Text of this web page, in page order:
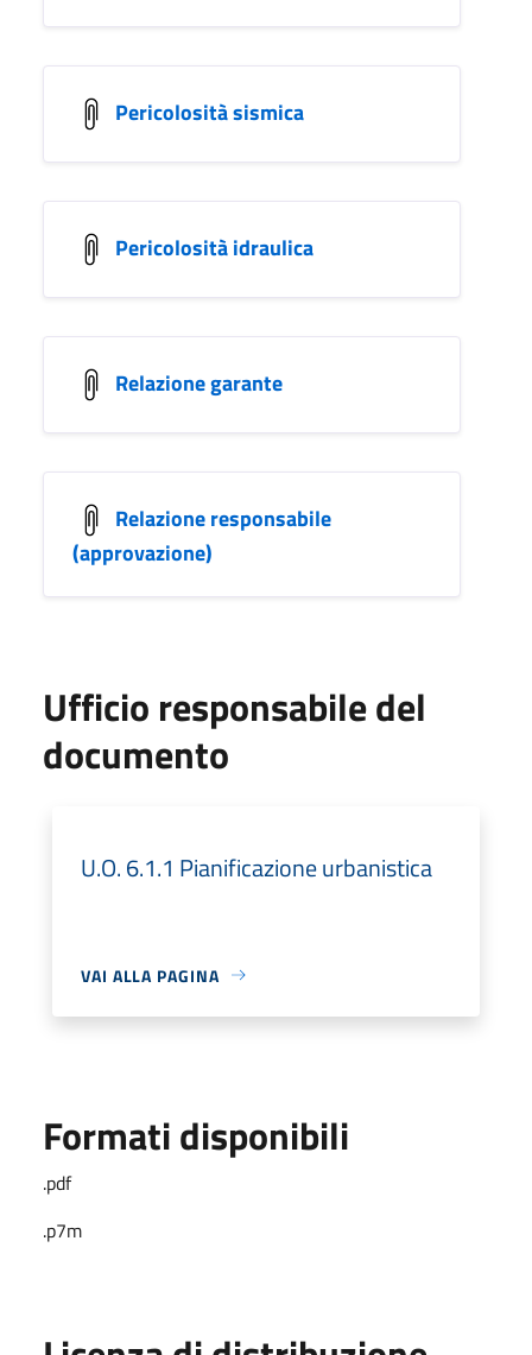
Pericolosità sismica
Pericolosità idraulica
Relazione garante
Relazione responsabile
(approvazione)
Ufficio responsabile del
documento
U.O. 6.1.1 Pianificazione urbanistica
VAI ALLA PAGINA
Formati disponibili
.pdf
.p7m